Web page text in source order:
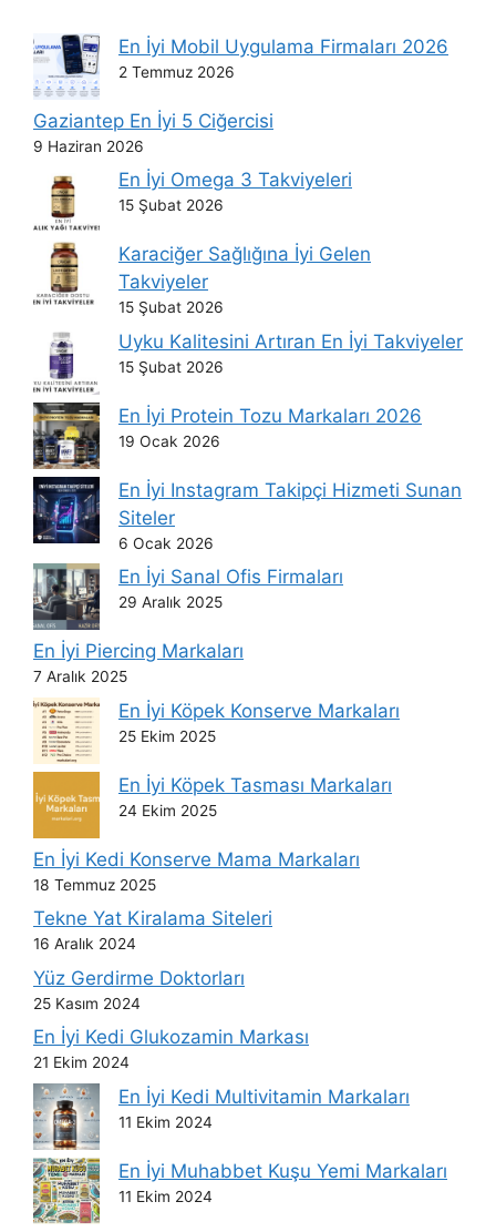
En İyi Mobil Uygulama Firmaları 2026
2 Temmuz 2026
Gaziantep En İyi 5 Ciğercisi
9 Haziran 2026
En İyi Omega 3 Takviyeleri
15 Şubat 2026
Karaciğer Sağlığına İyi Gelen
Takviyeler
15 Şubat 2026
Uyku Kalitesini Artıran En İyi Takviyeler
15 Şubat 2026
En İyi Protein Tozu Markaları 2026
19 Ocak 2026
En İyi Instagram Takipçi Hizmeti Sunan
Siteler
6 Ocak 2026
En İyi Sanal Ofis Firmaları
29 Aralık 2025
En İyi Piercing Markaları
7 Aralık 2025
En İyi Köpek Konserve Markaları
25 Ekim 2025
En İyi Köpek Tasması Markaları
24 Ekim 2025
En İyi Kedi Konserve Mama Markaları
18 Temmuz 2025
Tekne Yat Kiralama Siteleri
16 Aralık 2024
Yüz Gerdirme Doktorları
25 Kasım 2024
En İyi Kedi Glukozamin Markası
21 Ekim 2024
En İyi Kedi Multivitamin Markaları
11 Ekim 2024
En İyi Muhabbet Kuşu Yemi Markaları
11 Ekim 2024